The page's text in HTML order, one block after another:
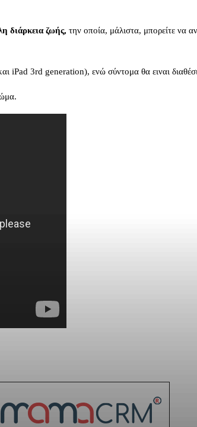
διάρκεια ζωής, την οποία, μάλιστα, μπορείτε να
3rd generation), ενώ σύντομα θα ειναι